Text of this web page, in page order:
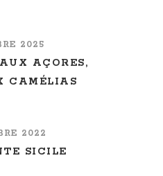
2025
AÇORES,
CAMÉLIAS
2022
SICILE